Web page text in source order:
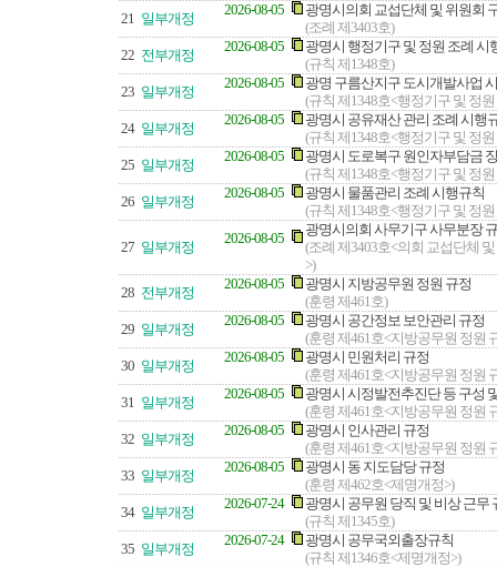
21 일부개정
2026-08-05
광명시의회 교섭단체 및 위원회
(조례 제3403호)
22 전부개정
2026-08-05
광명시 행정기구 및 정원 조례 시
(규칙 제1348호)
23 일부개정
2026-08-05
광명 구름산지구 도시개발사업
(규칙 제1348호<행정기구 및 정
24 일부개정
2026-08-05
광명시 공유재산 관리 조례 시행
(규칙 제1348호<행정기구 및 정
25 일부개정
2026-08-05
광명시 도로복구 원인자부담금
(규칙 제1348호<행정기구 및 정
26 일부개정
2026-08-05
광명시 물품관리 조례 시행규칙
(규칙 제1348호<행정기구 및 정
27 일부개정
2026-08-05
광명시의회 사무기구 사무분장
(조례 제3403호<의회 교섭단체
>)
28 전부개정
2026-08-05
광명시 지방공무원 정원 규정
(훈령 제461호)
29 일부개정
2026-08-05
광명시 공간정보 보안관리 규정
(훈령 제461호<지방공무원 정원
30 일부개정
2026-08-05
광명시 민원처리 규정
(훈령 제461호<지방공무원 정원
31 일부개정
2026-08-05
광명시 시정발전추진단 등 구성
(훈령 제461호<지방공무원 정원
32 일부개정
2026-08-05
광명시 인사관리 규정
(훈령 제461호<지방공무원 정원
33 일부개정
2026-08-05
광명시 동 지도담당 규정
(훈령 제462호<제명개정>)
34 일부개정
2026-07-24
광명시 공무원 당직 및 비상 근무
(규칙 제1345호)
35 일부개정
2026-07-24
광명시 공무국외출장규칙
(규칙 제1346호<제명개정>)